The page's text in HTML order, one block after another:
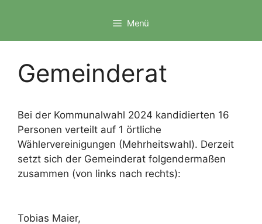
Menü
Gemeinderat
Bei der Kommunalwahl 2024 kandidierten 16
Personen verteilt auf 1 örtliche
Wählervereinigungen (Mehrheitswahl). Derzeit
setzt sich der Gemeinderat folgendermaßen
zusammen (von links nach rechts):
Tobias Maier,